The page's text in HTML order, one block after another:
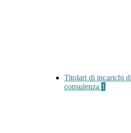
Titolari di incarichi
consulenza 1